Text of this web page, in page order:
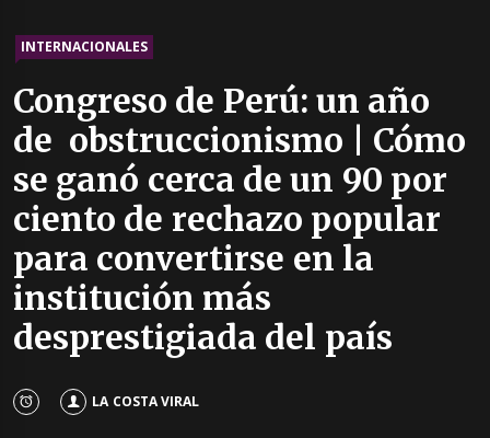
INTERNACIONALES
Congreso de Perú: un año
de obstruccionismo | Cómo
se ganó cerca de un 90 por
ciento de rechazo popular
para convertirse en la
institución más
desprestigiada del país
LA COSTA VIRAL